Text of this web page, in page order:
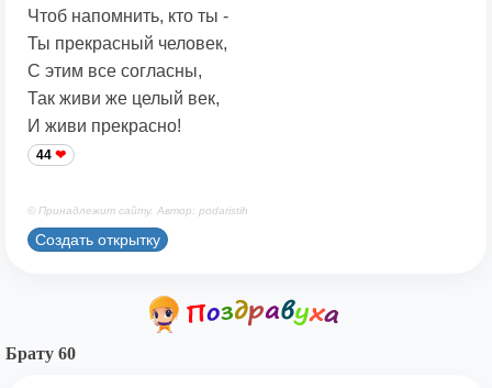
Чтоб напомнить, кто ты -
Ты прекрасный человек,
С этим все согласны,
Так живи же целый век,
И живи прекрасно!
44
© Принадлежит сайту. Автор: podaristih
Создать открытку
Брату 60